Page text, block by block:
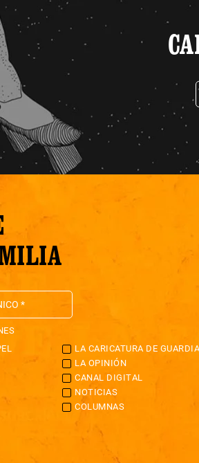
LA CARICATURA DE
LA OPINIÓN
CANAL DIGITAL
NOTICIAS
COLUMNAS